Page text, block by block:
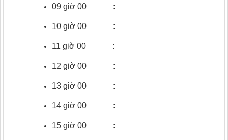
09 giờ 00 :
10 giờ 00 :
11 giờ 00 :
12 giờ 00 :
13 giờ 00 :
14 giờ 00 :
15 giờ 00 :